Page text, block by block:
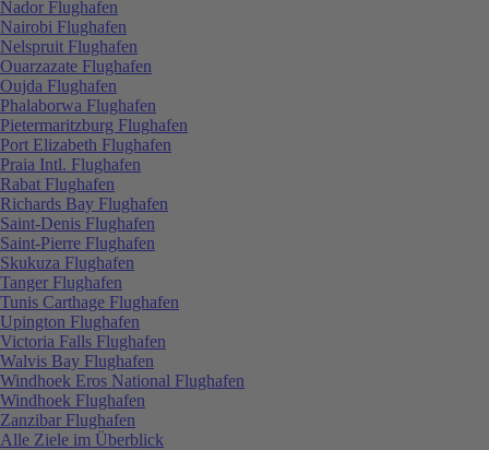
Nador Flughafen
Nairobi Flughafen
Nelspruit Flughafen
Ouarzazate Flughafen
Oujda Flughafen
Phalaborwa Flughafen
Pietermaritzburg Flughafen
Port Elizabeth Flughafen
Praia Intl. Flughafen
Rabat Flughafen
Richards Bay Flughafen
Saint-Denis Flughafen
Saint-Pierre Flughafen
Skukuza Flughafen
Tanger Flughafen
Tunis Carthage Flughafen
Upington Flughafen
Victoria Falls Flughafen
Walvis Bay Flughafen
Windhoek Eros National Flughafen
Windhoek Flughafen
Zanzibar Flughafen
Alle Ziele im Überblick